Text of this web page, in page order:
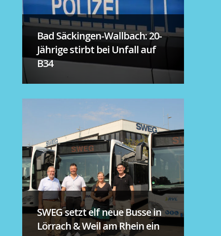
Bad Säckingen-Wallbach: 20-
Jährige stirbt bei Unfall auf
B34
SWEG setzt elf neue Busse in
Lörrach & Weil am Rhein ein